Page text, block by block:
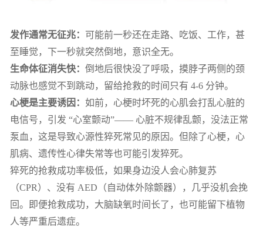
发作通常无征兆： 可能前一秒还在走路、吃饭、工作，甚
至睡觉，下一秒就突然倒地，意识全无。
生命体征消失快： 倒地后很快没了呼吸，摸脖子两侧的颈
动脉也感觉不到跳动，留给抢救的时间只有 4-6 分钟。
心梗是主要诱因： 如前，心梗时坏死的心肌会打乱心脏的
电信号，引发 “心室颤动”—— 心脏不规律乱颤，没法正常
泵血，这是导致心源性猝死常见的原因。但除了心梗，心
肌病、遗传性心律失常等也可能引发猝死。
猝死的抢救成功率极低，如果身边没人会心肺复苏
（CPR）、没有 AED（自动体外除颤器），几乎没机会挽
回。即便抢救成功，大脑缺氧时间长了，也可能留下植物
人等严重后遗症。